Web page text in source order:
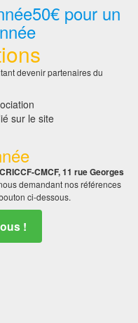
50€ pour un
devenir partenaires du
sur le site
CRICCF-CMCF, 11 rue Georges
demandant nos références
ci-dessous.
!